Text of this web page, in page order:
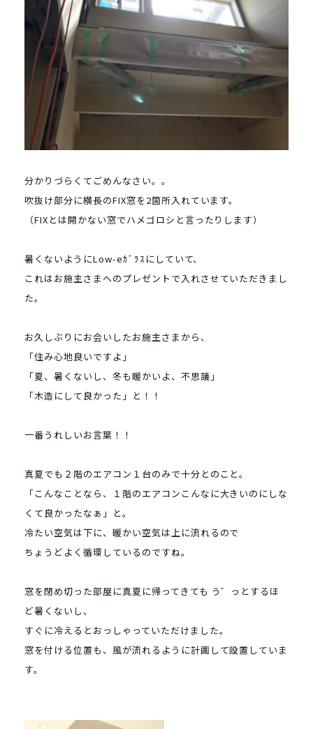
分かりづらくてごめんなさい。。
吹抜け部分に横長のFIX窓を2箇所入れています。
（FIXとは開かない窓でハメゴロシと言ったりします）
暑くないようにLow-eｶﾞﾗｽにしていて、
これはお施主さまへのプレゼントで入れさせていただきまし
た。
お久しぶりにお会いしたお施主さまから、
「住み心地良いですよ」
「夏、暑くないし、冬も暖かいよ、不思議」
「木造にして良かった」と！！
一番うれしいお言葉！！
真夏でも２階のエアコン１台のみで十分とのこと。
「こんなことなら、１階のエアコンこんなに大きいのにしな
くて良かったなぁ」と。
冷たい空気は下に、暖かい空気は上に流れるので
ちょうどよく循環しているのですね。
窓を閉め切った部屋に真夏に帰ってきても う゛っとするほ
ど暑くないし、
すぐに冷えるとおっしゃっていただけました。
窓を付ける位置も、風が流れるように計画して設置していま
す。